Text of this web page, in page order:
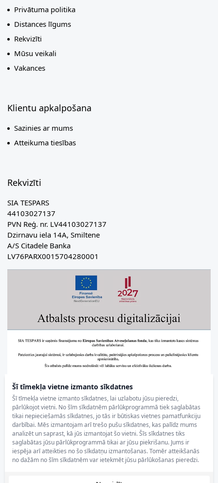
Šī tīmekļa vietne izmanto sīkdatnes
Šī tīmekļa vietne izmanto sīkdatnes, lai uzlabotu jūsu pieredzi,
pārlūkojot vietni. No šīm sīkdatnēm pārlūkprogrammā tiek saglabātas
tikai nepieciešamās sīkdatnes, jo tās ir būtiskas vietnes pamatfunkciju
darbībai. Mēs izmantojam arī trešo pušu sīkdatnes, kas palīdz mums
analizēt un saprast, kā jūs izmantojat šo vietni. Šīs sīkdatnes tiks
saglabātas jūsu pārlūkprogrammā tikai ar jūsu piekrišanu. Jums ir
iespēja arī atteikties no šo sīkdatņu izmantošanas. Tomēr atteikšanās
no dažām no šīm sīkdatnēm var ietekmēt jūsu pārlūkošanas pieredzi.
Privātuma politika
Distances līgums
Rekvizīti
Mūsu veikali
Vakances
Klientu apkalpošana
Sazinies ar mums
Atteikuma tiesības
Rekvizīti
SIA TESPARS
44103027137
PVN Reģ. nr. LV44103027137
Dzirnavu iela 14A, Smiltene
A/S Citadele Banka
LV76PARX0015704280001